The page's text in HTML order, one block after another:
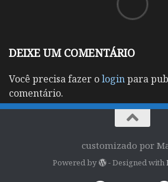
DEIXE UM COMENTÁRIO
Você precisa fazer ologinpara
comentário.
customizado por
Powered by - Designed with